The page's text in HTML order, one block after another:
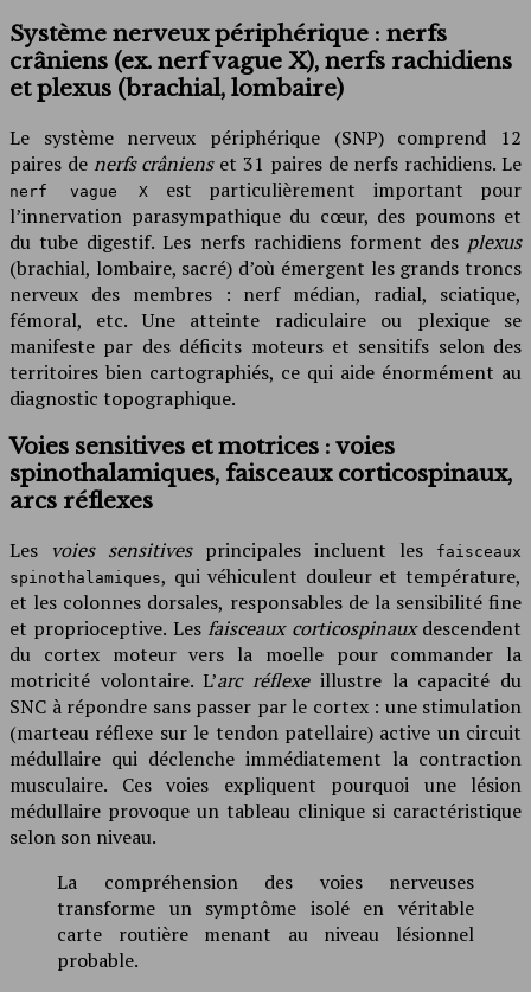
Système nerveux périphérique : nerfs
crâniens (ex. nerf vague X), nerfs rachidiens
et plexus (brachial, lombaire)
Le système nerveux périphérique (SNP) comprend 12
paires de nerfs crânienset 31 paires de nerfs rachidiens. Le
nerf vague X
est particulièrement important pour
l’innervation parasympathique du cœur, des poumons et
du tube digestif. Les nerfs rachidiens forment des plexus
(brachial, lombaire, sacré) d’où émergent les grands troncs
nerveux des membres : nerf médian, radial, sciatique,
fémoral, etc. Une atteinte radiculaire ou plexique se
manifeste par des déficits moteurs et sensitifs selon des
territoires bien cartographiés, ce qui aide énormément au
diagnostic topographique.
Voies sensitives et motrices : voies
spinothalamiques, faisceaux corticospinaux,
arcs réflexes
Les voies sensitivesprincipales incluent les
faisceaux
spinothalamiques, qui véhiculent douleur et température,
et les colonnes dorsales, responsables de la sensibilité fine
et proprioceptive. Les faisceaux corticospinauxdescendent
du cortex moteur vers la moelle pour commander la
motricité volontaire. L’arc réflexeillustre la capacité du
SNC à répondre sans passer par le cortex : une stimulation
(marteau réflexe sur le tendon patellaire) active un circuit
médullaire qui déclenche immédiatement la contraction
musculaire. Ces voies expliquent pourquoi une lésion
médullaire provoque un tableau clinique si caractéristique
selon son niveau.
La compréhension des voies nerveuses
transforme un symptôme isolé en véritable
carte routière menant au niveau lésionnel
probable.